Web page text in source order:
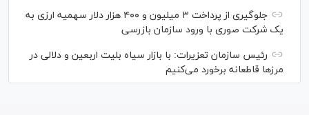
جلوگیری از پرداخت ۳ میلیون و ۴۰۰ هزار دلار سهمیه ارزی به
یک شرکت صوری با ورود سازمان بازرسی
رئیس سازمان تعزیرات: با بازار سیاه بلیت اربعین و دلالی در
مرز‌ها قاطعانه برخورد می‌کنیم